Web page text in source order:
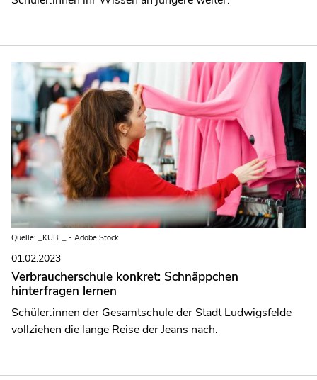
Quelle: _KUBE_ - Adobe Stock
01.02.2023
Verbraucherschule konkret: Schnäppchen
hinterfragen lernen
Schüler:innen der Gesamtschule der Stadt Ludwigsfelde
vollziehen die lange Reise der Jeans nach.